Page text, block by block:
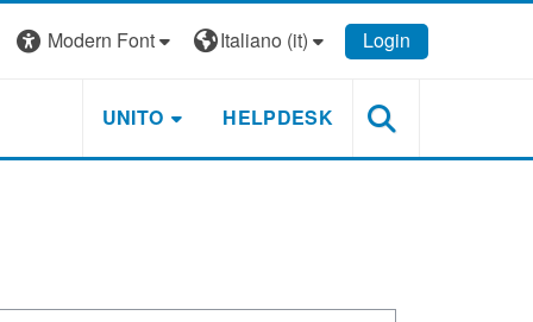
Modern Font Italiano ‎(it)‎ Login
UNITO HELPDESK